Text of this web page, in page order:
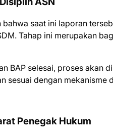
bahwa saat ini laporan
Tahap ini merupakan
BAP selesai, proses akan
sesuai dengan
Penegak Hukum